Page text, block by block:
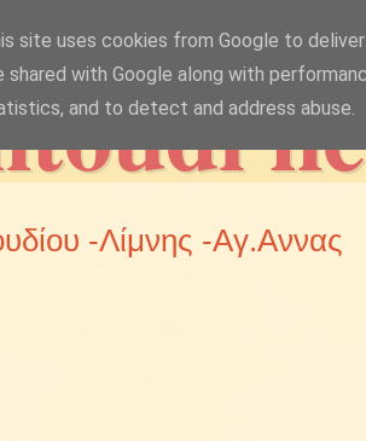
-Λίμνης -Αγ.Αννας
site uses cookies from Google to
shared with Google along with
and to detect and address abuse.